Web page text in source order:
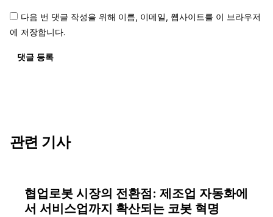
다음 번 댓글 작성을 위해 이름, 이메일, 웹사이트를 이 브라우저
에 저장합니다.
댓글 등록
관련 기사
협업로봇 시장의 전환점: 제조업 자동화에
서 서비스업까지 확산되는 코봇 혁명